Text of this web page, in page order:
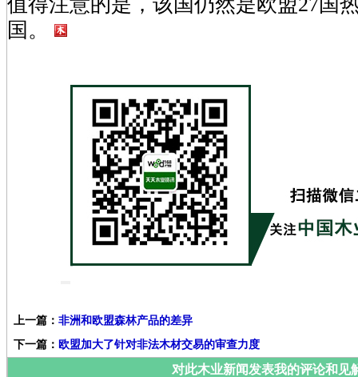
国。
上一篇： 非洲和欧盟森林产品的差异
下一篇： 欧盟加大了针对非法木材交易的审查力度
对此木业新闻发表我的评论和见